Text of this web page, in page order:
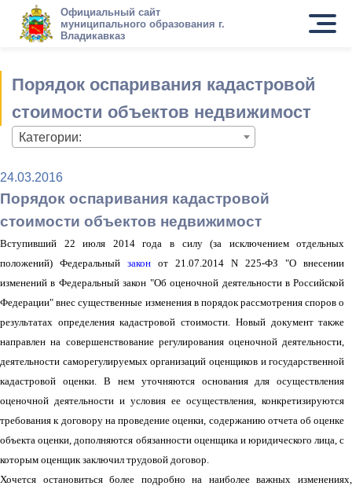
Официальный сайт
муниципального образования г.
Владикавказ
Порядок оспаривания кадастровой
стоимости объектов недвижимост
Категории:
24.03.2016
Порядок оспаривания кадастровой
стоимости объектов недвижимост
Вступивший 22 июля 2014 года в силу (за исключением отдельных
положений) Федеральныйзакон от 21.07.2014 N 225-ФЗ "О внесении
изменений в Федеральный закон "Об оценочной деятельности в Российской
Федерации" внес существенные изменения в порядок рассмотрения споров о
результатах определения кадастровой стоимости. Новый документ также
направлен на совершенствование регулирования оценочной деятельности,
деятельности саморегулируемых организаций оценщиков и государственной
кадастровой оценки. В нем уточняются основания для осуществления
оценочной деятельности и условия ее осуществления, конкретизируются
требования к договору на проведение оценки, содержанию отчета об оценке
объекта оценки, дополняются обязанности оценщика и юридического лица, с
которым оценщик заключил трудовой договор.
Хочется остановиться более подробно на наиболее важных изменениях,